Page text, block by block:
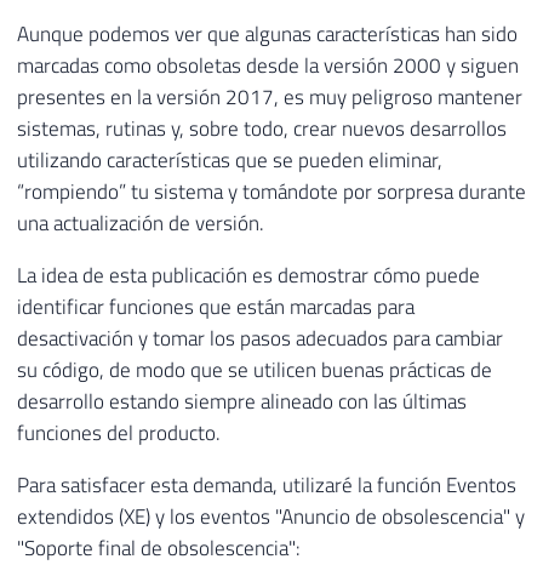
Aunque podemos ver que algunas características han sido
marcadas como obsoletas desde la versión 2000 y siguen
presentes en la versión 2017, es muy peligroso mantener
sistemas, rutinas y, sobre todo, crear nuevos desarrollos
utilizando características que se pueden eliminar,
“rompiendo” tu sistema y tomándote por sorpresa durante
una actualización de versión.
La idea de esta publicación es demostrar cómo puede
identificar funciones que están marcadas para
desactivación y tomar los pasos adecuados para cambiar
su código, de modo que se utilicen buenas prácticas de
desarrollo estando siempre alineado con las últimas
funciones del producto.
Para satisfacer esta demanda, utilizaré la función Eventos
extendidos (XE) y los eventos "Anuncio de obsolescencia" y
"Soporte final de obsolescencia":